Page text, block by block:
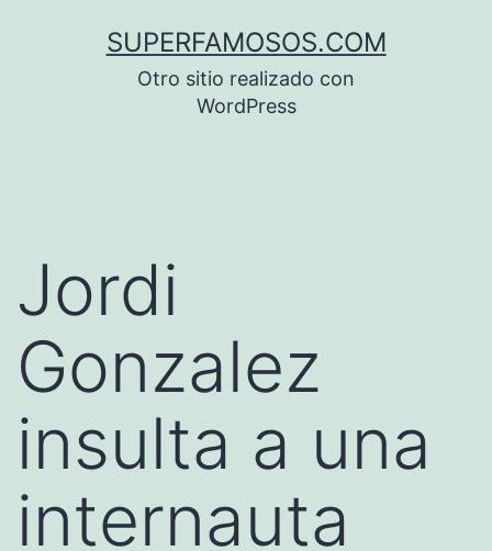
SUPERFAMOSOS.COM
Otro sitio realizado con
WordPress
Jordi
Gonzalez
insulta a una
internauta